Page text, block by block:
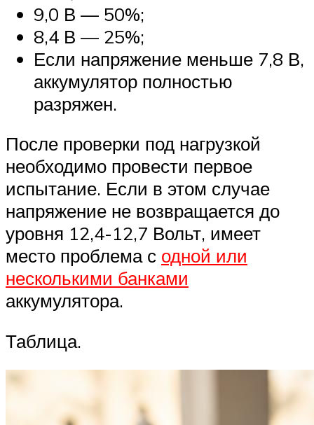
9,0 В — 50%;
8,4 В — 25%;
Если напряжение меньше 7,8 В,
аккумулятор полностью
разряжен.
После проверки под нагрузкой
необходимо провести первое
испытание. Если в этом случае
напряжение не возвращается до
уровня 12,4-12,7 Вольт, имеет
место проблема с одной или
несколькими банками
аккумулятора.
Таблица.